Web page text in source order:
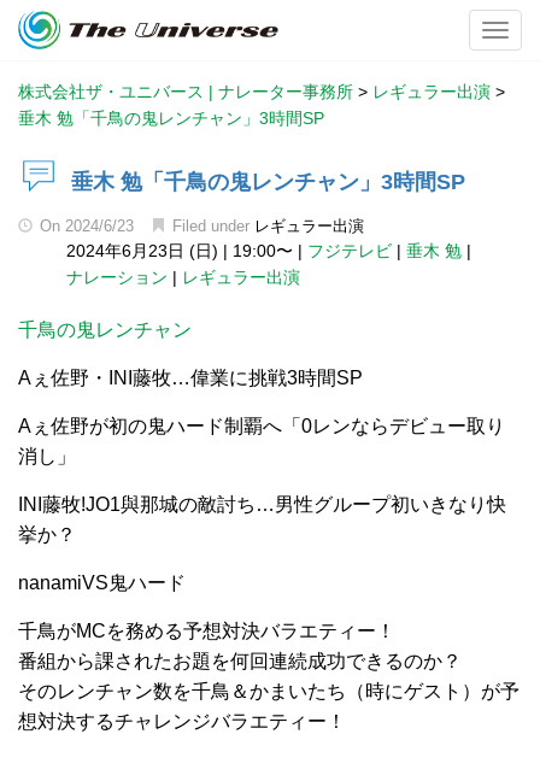
株式会社ザ・ユニバース | ナレーター事務所 > レギュラー出演 >
垂木 勉「千鳥の鬼レンチャン」3時間SP
垂木 勉「千鳥の鬼レンチャン」3時間SP
On 2024/6/23 Filed under レギュラー出演
2024年6月23日 (日) | 19:00〜 | フジテレビ | 垂木 勉 |
ナレーション | レギュラー出演
千鳥の鬼レンチャン
Aぇ佐野・INI藤牧…偉業に挑戦3時間SP
Aぇ佐野が初の鬼ハード制覇へ「0レンならデビュー取り
消し」
INI藤牧!JO1與那城の敵討ち…男性グループ初いきなり快
挙か？
nanamiVS鬼ハード
千鳥がMCを務める予想対決バラエティー！
番組から課されたお題を何回連続成功できるのか？
そのレンチャン数を千鳥＆かまいたち（時にゲスト）が予
想対決するチャレンジバラエティー！